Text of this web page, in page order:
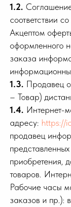
1.2.
соответствии
Акцептом
оформленного
заказа
1.3. Продавец
– Товар)
1.4. Интернет-
адресу: https://
продавец
приобретения,
товаров.
Рабочие часы
заказов и пр.):